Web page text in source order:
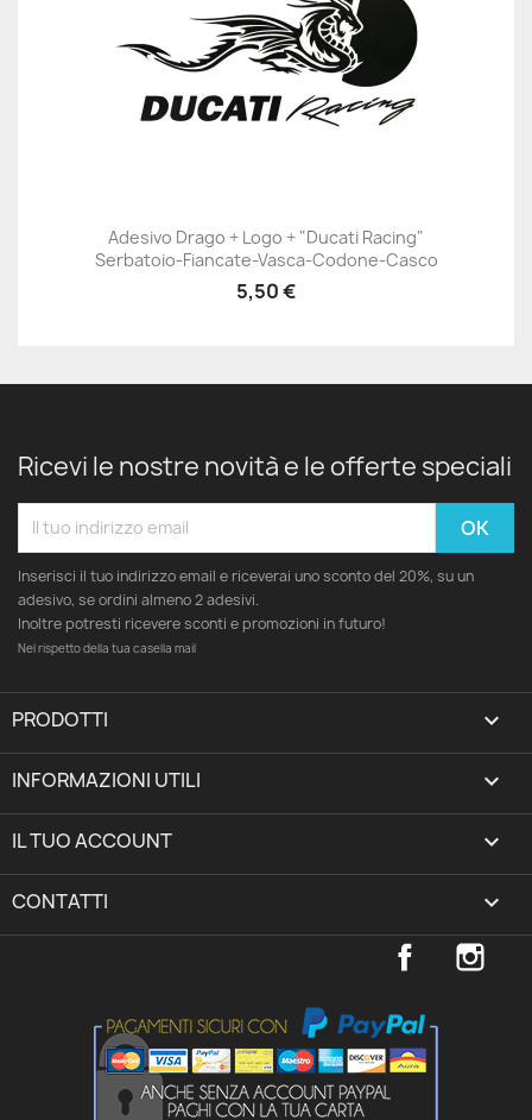
Adesivo Drago + Logo + "Ducati Racing"
Serbatoio-Fiancate-Vasca-Codone-Casco
5,50 €
Ricevi le nostre novità e le offerte speciali
Inserisci il tuo indirizzo email e riceverai uno sconto del 20%, su un
adesivo, se ordini almeno 2 adesivi.
Inoltre potresti ricevere sconti e promozioni in futuro!
Nel rispetto della tua casella mail
PRODOTTI 
INFORMAZIONI UTILI 
IL TUO ACCOUNT expand_more
CONTATTI keyboard_arrow_down
Facebook